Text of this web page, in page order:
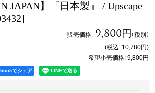
JAPAN】『日本製』 / Upscape
販売価格: 9,800円(税別)
(税込: 10,780円)
希望小売価格: 9,800円
でシェア